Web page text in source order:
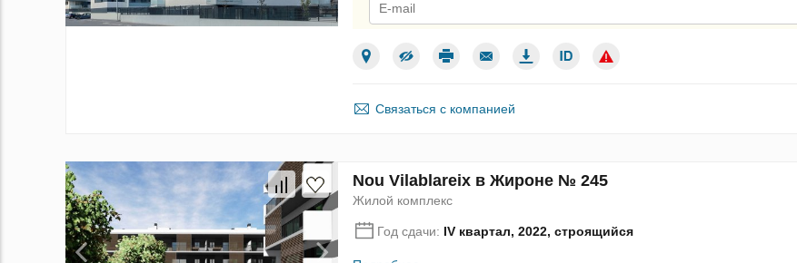
Связаться с компанией
Nou Vilablareix в Жироне № 245
Жилой комплекс
Год сдачи: IV квартал, 2022, строящийся